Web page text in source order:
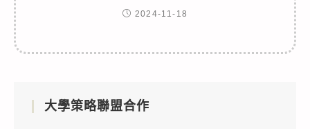
2024-11-18
大學策略聯盟合作